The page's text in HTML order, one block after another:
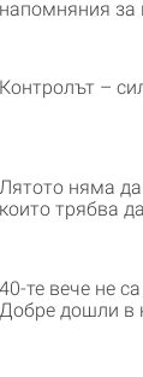
напомняния за
Контролът –
Лятото няма
които трябва
40-те вече не
Добре дошли в